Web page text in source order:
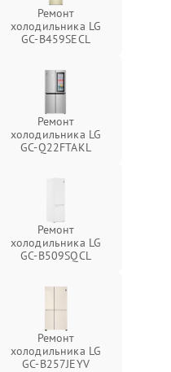
Ремонт
холодильника LG
GC-B459SECL
Ремонт
холодильника LG
GC-Q22FTAKL
Ремонт
холодильника LG
GC-B509SQCL
Ремонт
холодильника LG
GC-B257JEYV